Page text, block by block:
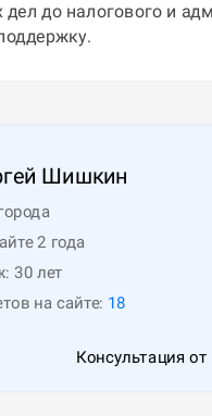
дел до налогового и
Шишкин
2 года
30 лет
на сайте: 18
Консультация от